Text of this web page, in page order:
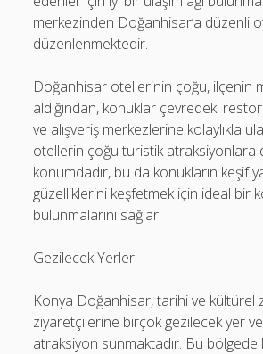
merkezinden Doğanhisar’a düzenli
düzenlenmektedir.
Doğanhisar otellerinin çoğu, ilçenin
aldığından, konuklar çevredeki
ve alışveriş merkezlerine kolaylıkla
otellerin çoğu turistik atraksiyonlara
konumdadır, bu da konukların keşif
güzelliklerini keşfetmek için ideal bir
bulunmalarını sağlar.
Gezilecek Yerler
Konya Doğanhisar, tarihi ve kültürel
ziyaretçilerine birçok gezilecek yer
atraksiyon sunmaktadır. Bu bölgede